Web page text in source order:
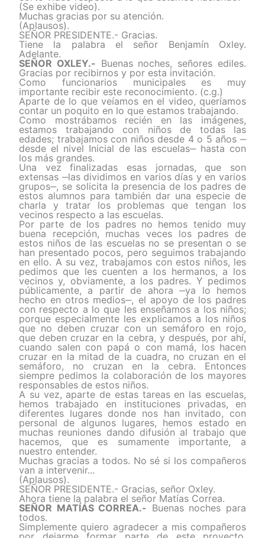
(Se exhibe video).
Muchas gracias por su atención.
(Aplausos).
SEÑOR PRESIDENTE.- Gracias.
Tiene la palabra el señor Benjamín Oxley.
Adelante.
SEÑOR OXLEY.- Buenas noches, señores ediles.
Gracias por recibirnos y por esta invitación.
Como funcionarios municipales es muy
importante recibir este reconocimiento. (c.g.)
Aparte de lo que veíamos en el video, queríamos
contar un poquito en lo que estamos trabajando.
Como mostrábamos recién en las imágenes,
estamos trabajando con niños de todas las
edades; trabajamos con niños desde 4 o 5 años ‒
desde el nivel Inicial de las escuelas‒ hasta con
los más grandes.
Una vez finalizadas esas jornadas, que son
extensas ‒las dividimos en varios días y en varios
grupos‒, se solicita la presencia de los padres de
estos alumnos para también dar una especie de
charla y tratar los problemas que tengan los
vecinos respecto a las escuelas.
Por parte de los padres no hemos tenido muy
buena recepción, muchas veces los padres de
estos niños de las escuelas no se presentan o se
han presentado pocos, pero seguimos trabajando
en ello. A su vez, trabajamos con estos niños, les
pedimos que les cuenten a los hermanos, a los
vecinos y, obviamente, a los padres. Y pedimos
públicamente, a partir de ahora ‒ya lo hemos
hecho en otros medios‒, el apoyo de los padres
con respecto a lo que les enseñamos a los niños;
porque especialmente les explicamos a los niños
que no deben cruzar con un semáforo en rojo,
que deben cruzar en la cebra, y después, por ahí,
cuando salen con papá o con mamá, los hacen
cruzar en la mitad de la cuadra, no cruzan en el
semáforo, no cruzan en la cebra. Entonces
siempre pedimos la colaboración de los mayores
responsables de estos niños.
A su vez, aparte de estas tareas en las escuelas,
hemos trabajado en instituciones privadas, en
diferentes lugares donde nos han invitado, con
personal de algunos lugares, hemos estado en
muchas reuniones dando difusión al trabajo que
hacemos, que es sumamente importante, a
nuestro entender.
Muchas gracias a todos. No sé si los compañeros
van a intervenir...
(Aplausos).
SEÑOR PRESIDENTE.- Gracias, señor Oxley.
Ahora tiene la palabra el señor Matías Correa.
SEÑOR MATÍAS CORREA.- Buenas noches para
todos.
Simplemente quiero agradecer a mis compañeros